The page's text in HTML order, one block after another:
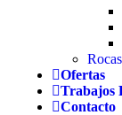
Ofertas
Trabajos
Contacto